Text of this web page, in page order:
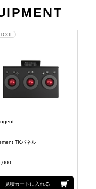
TKパネル
見積カートに入れる